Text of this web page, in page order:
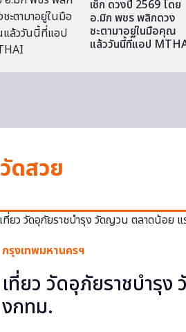
เช็ก ดวงปี 2569 โดย
อ.มิก พชร พลิกดวง
ชะตามาอยู่ในมือคุณ
แล้ววันนี้ที่แอป
วัดสวย
กรุงเทพมหานครฯ
เที่ยว วัดอุภัยราชบำรุ
งกทม.